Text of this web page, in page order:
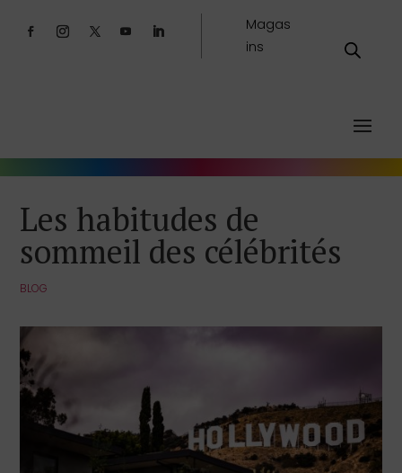
Magas
ins
Les habitudes de
sommeil des célébrités
BLOG